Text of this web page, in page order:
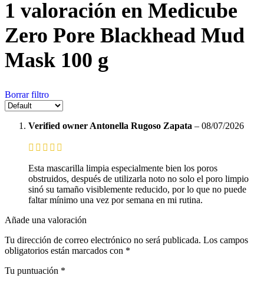
1 valoración en Medicube
Zero Pore Blackhead Mud
Mask 100 g
Borrar filtro
Verified owner Antonella Rugoso Zapata – 08/07/2026
Esta mascarilla limpia especialmente bien los poros
obstruidos, después de utilizarla noto no solo el poro limpio
sinó su tamaño visiblemente reducido, por lo que no puede
faltar mínimo una vez por semana en mi rutina.
Añade una valoración
Tu dirección de correo electrónico no será publicada. Los campos
obligatorios están marcados con *
Tu puntuación *